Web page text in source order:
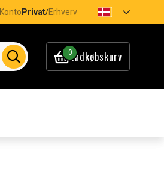
Konto Privat/Erhverv
0Indkøbskurv